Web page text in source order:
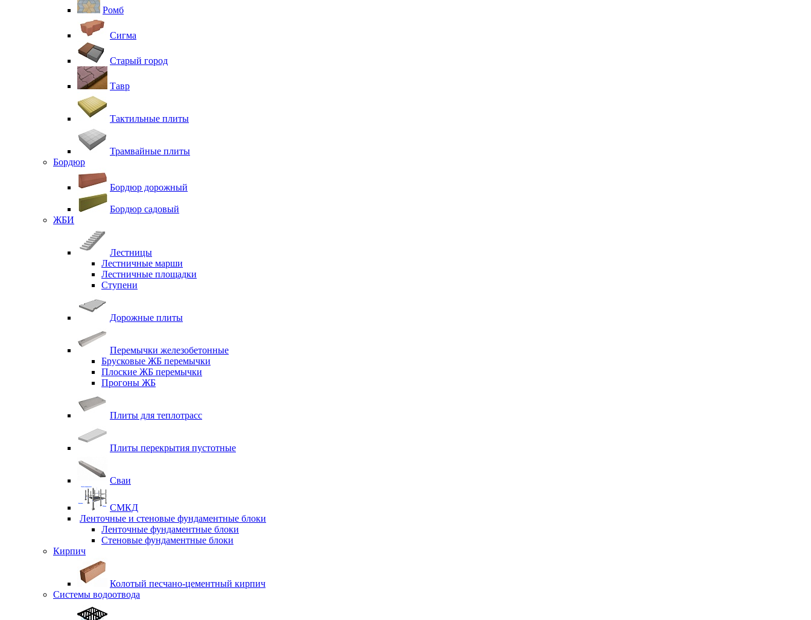
Ромб
Сигма
Старый город
Тавр
Тактильные плиты
Трамвайные плиты
Бордюр
Бордюр дорожный
Бордюр садовый
ЖБИ
Лестницы
Лестничные марши
Лестничные площадки
Ступени
Дорожные плиты
Перемычки железобетонные
Брусковые ЖБ перемычки
Плоские ЖБ перемычки
Прогоны ЖБ
Плиты для теплотрасс
Плиты перекрытия пустотные
Сваи
СМКД
Ленточные и стеновые фундаментные блоки
Ленточные фундаментные блоки
Стеновые фундаментные блоки
Кирпич
Колотый песчано-цементный кирпич
Системы водоотвода